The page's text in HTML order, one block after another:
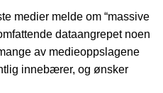
medier melde om “massive
dataangrepet noen
av medieoppslagene
innebærer, og ønsker